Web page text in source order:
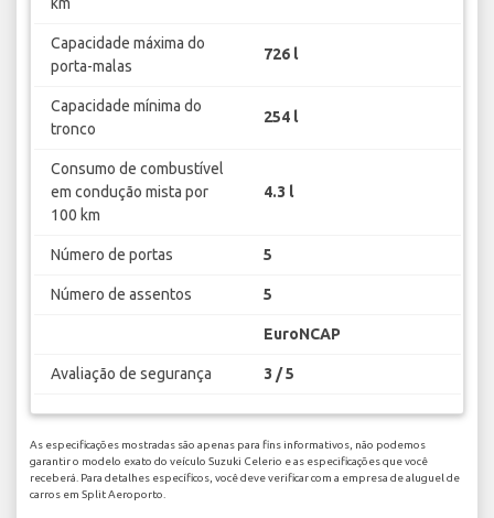
Capacidade máxima do
porta-malas
726 l
Capacidade mínima do
tronco
254 l
Consumo de combustível
em condução mista por
100 km
4.3 l
Número de portas 5
Número de assentos 5
EuroNCAP
Avaliação de segurança 3 / 5
As especificações mostradas são apenas para fins informativos, não podemos
garantir o modelo exato do veículo Suzuki Celerio e as especificações que você
receberá. Para detalhes específicos, você deve verificar com a empresa de aluguel de
carros em Split Aeroporto.